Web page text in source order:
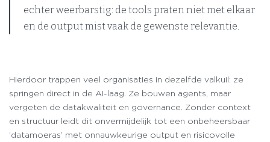
echter weerbarstig: de tools praten niet met elkaar
en de output mist vaak de gewenste relevantie.
Hierdoor trappen veel organisaties in dezelfde valkuil: ze
springen direct in de AI-laag. Ze bouwen agents, maar
vergeten de datakwaliteit en governance. Zonder context
en structuur leidt dit onvermijdelijk tot een onbeheersbaar
‘datamoeras’ met onnauwkeurige output en risicovolle